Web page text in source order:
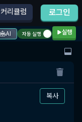
커리큘럼 로그인
AI 자동 실행 실행
복사